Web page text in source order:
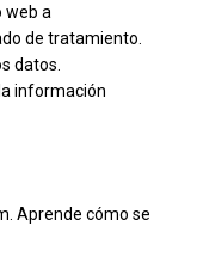
web a
de tratamiento.
datos.
información
Aprende cómo se